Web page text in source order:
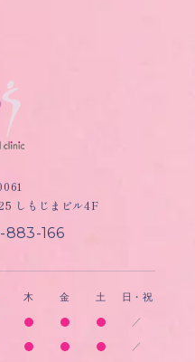
しもじまビル4F
883-166
木 金 土 日・祝
／
／